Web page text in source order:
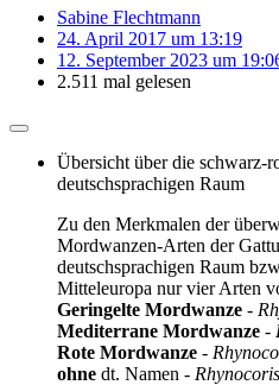
Sabine Flechtmann
24. April 2017 um 13:19
12. September 2023 um
2.511 mal gelesen
Übersicht über die schwarz-
deutschsprachigen Raum
Zu den Merkmalen der
Mordwanzen-Arten der
deutschsprachigen Raum
Mitteleuropa nur vier Arten
Geringelte Mordwanze -
Mediterrane Mordwanze -
Rote Mordwanze -
ohne dt. Namen -